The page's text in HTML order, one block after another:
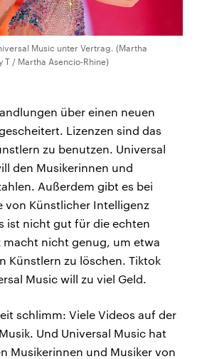
Music unter Vertrag. (Martha
T / Martha Asencio-Rhine)
über einen neuen
Lizenzen sind das
zu benutzen. Universal
den Musikerinnen und
Außerdem gibt es bei
von Künstlicher Intelligenz
ist nicht gut für die echten
macht nicht genug, um etwa
Künstlern zu löschen. Tiktok
Music will zu viel Geld.
schlimm: Viele Videos auf der
Und Universal Music hat
Musikerinnen und Musiker von